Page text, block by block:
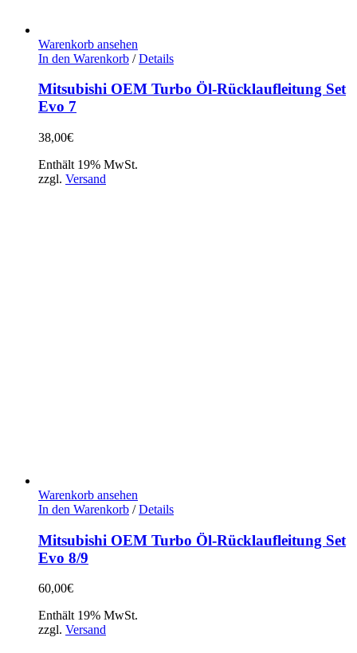
Warenkorb ansehen
In den Warenkorb / Details
Mitsubishi OEM Turbo Öl-Rücklaufleitung Set
Evo 7
38,00€
Enthält 19% MwSt.
zzgl. Versand
Warenkorb ansehen
In den Warenkorb / Details
Mitsubishi OEM Turbo Öl-Rücklaufleitung Set
Evo 8/9
60,00€
Enthält 19% MwSt.
zzgl. Versand